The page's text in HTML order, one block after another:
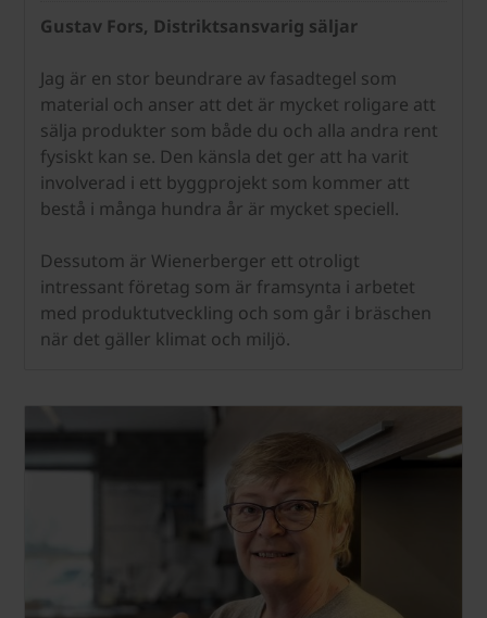
Gustav Fors, Distriktsansvarig säljar
Jag är en stor beundrare av fasadtegel som
material och anser att det är mycket roligare att
sälja produkter som både du och alla andra rent
fysiskt kan se. Den känsla det ger att ha varit
involverad i ett byggprojekt som kommer att
bestå i många hundra år är mycket speciell.
Dessutom är Wienerberger ett otroligt
intressant företag som är framsynta i arbetet
med produktutveckling och som går i bräschen
när det gäller klimat och miljö.